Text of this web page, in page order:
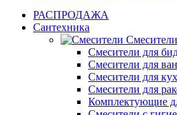
РАСПРОДАЖА
Сантехника
Смесители
Смесители для
Смесители для
Смесители для
Смесители для
Комплектующие